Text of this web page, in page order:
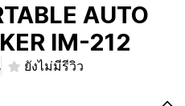
AUTO
IM-212
ยังไม่มีรีวิว